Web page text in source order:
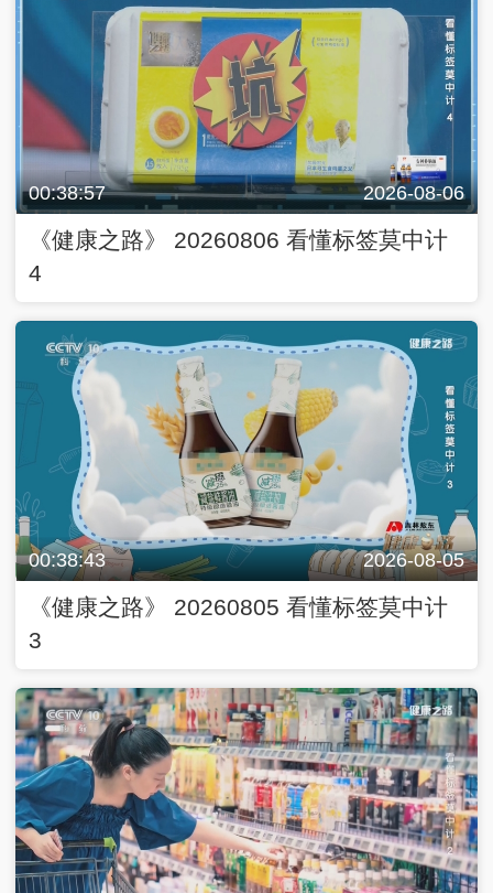
00:38:57 2026-08-06
《健康之路》 20260806 看懂标签莫中计
4
00:38:43 2026-08-05
《健康之路》 20260805 看懂标签莫中计
3